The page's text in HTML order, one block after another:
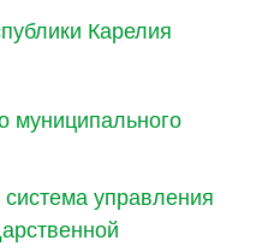
Карелия
муниципального
управления